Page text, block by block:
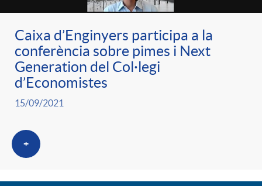
Caixa d’Enginyers participa a la
conferència sobre pimes i Next
Generation del Col·legi
d’Economistes
15/09/2021
+